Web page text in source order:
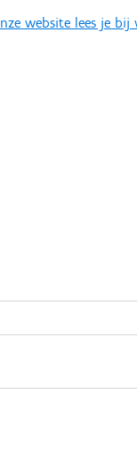
website lees je bij